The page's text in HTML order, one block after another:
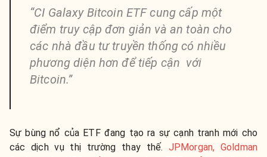
“CI Galaxy Bitcoin ETF cung cấp một
điểm truy cập đơn giản và an toàn cho
các nhà đầu tư truyền thống có nhiều
phương diện hơn để tiếp cận với
Bitcoin.”
Sự bùng nổ của ETF đang tạo ra sự cạnh tranh mới cho
các dịch vụ thị trường thay thế. JPMorgan, Goldman